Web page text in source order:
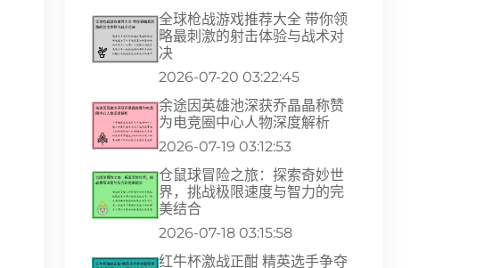
全球枪战游戏推荐大全 带你领
略最刺激的射击体验与战术对
决
2026-07-20 03:22:45
余途因英雄池深获乔晶晶称赞
为电竞圈中心人物深度解析
2026-07-19 03:12:53
仓鼠球冒险之旅：探索奇妙世
界，挑战极限速度与智力的完
美结合
2026-07-18 03:15:58
红牛杯激战正酣 精英选手争夺